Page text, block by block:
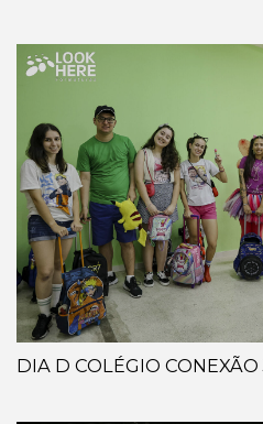
DIA D COLÉGIO CONEXÃO